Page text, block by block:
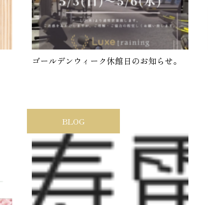
ゴールデンウィーク休館日のお知らせ。
BLOG